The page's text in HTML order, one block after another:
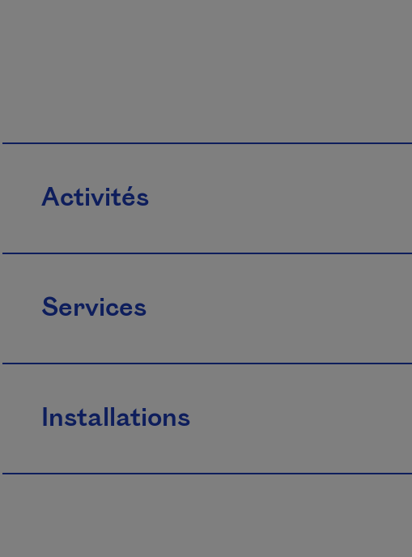
Activités
Services
Installations